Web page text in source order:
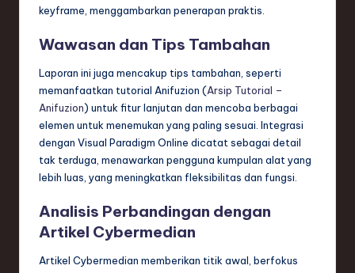
keyframe, menggambarkan penerapan praktis.
Wawasan dan Tips Tambahan
Laporan ini juga mencakup tips tambahan, seperti
memanfaatkan tutorial Anifuzion (Arsip Tutorial –
Anifuzion) untuk fitur lanjutan dan mencoba berbagai
elemen untuk menemukan yang paling sesuai. Integrasi
dengan Visual Paradigm Online dicatat sebagai detail
tak terduga, menawarkan pengguna kumpulan alat yang
lebih luas, yang meningkatkan fleksibilitas dan fungsi.
Analisis Perbandingan dengan
Artikel Cybermedian
Artikel Cybermedian memberikan titik awal, berfokus